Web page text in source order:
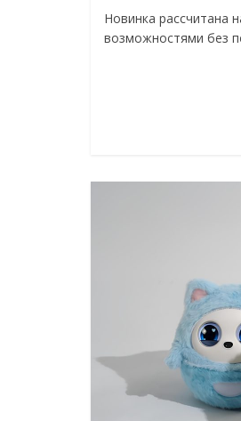
Новинка рассчитана
возможностями без